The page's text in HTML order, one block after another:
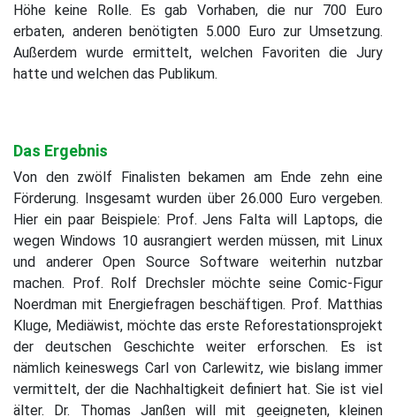
Höhe keine Rolle. Es gab Vorhaben, die nur 700 Euro
erbaten, anderen benötigten 5.000 Euro zur Umsetzung.
Außerdem wurde ermittelt, welchen Favoriten die Jury
hatte und welchen das Publikum.
Das Ergebnis
Von den zwölf Finalisten bekamen am Ende zehn eine
Förderung. Insgesamt wurden über 26.000 Euro vergeben.
Hier ein paar Beispiele: Prof. Jens Falta will Laptops, die
wegen Windows 10 ausrangiert werden müssen, mit Linux
und anderer Open Source Software weiterhin nutzbar
machen. Prof. Rolf Drechsler möchte seine Comic-Figur
Noerdman mit Energiefragen beschäftigen. Prof. Matthias
Kluge, Mediäwist, möchte das erste Reforestationsprojekt
der deutschen Geschichte weiter erforschen. Es ist
nämlich keineswegs Carl von Carlewitz, wie bislang immer
vermittelt, der die Nachhaltigkeit definiert hat. Sie ist viel
älter. Dr. Thomas Janßen will mit geeigneten, kleinen